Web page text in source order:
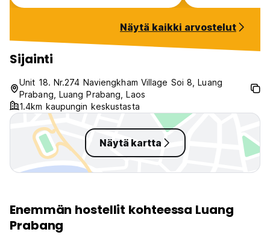
looked after by Waikauri, who
Also a mention to Keegan who
was a great laugh. Would
recommend.
Näytä kaikki arvostelut
Sijainti
Unit 18. Nr.274 Naviengkham Village Soi 8, Luang
Prabang, Luang Prabang, Laos
1.4km kaupungin keskustasta
Näytä kartta
Enemmän hostellit kohteessa Luang
Prabang